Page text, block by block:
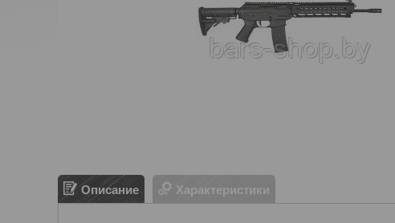
Описание Характеристики